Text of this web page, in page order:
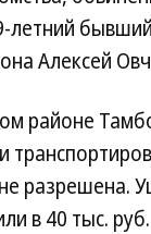
летний
Алексей
районе
разрешена.
в 40 тыс.